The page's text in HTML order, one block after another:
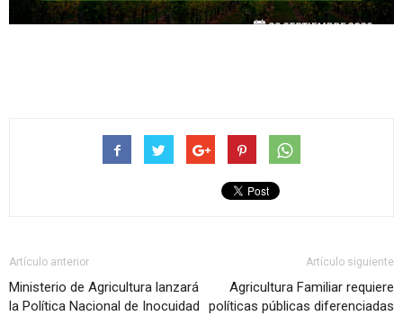
Artículo anterior
Ministerio de Agricultura lanzará
la Política Nacional de Inocuidad
Artículo siguiente
Agricultura Familiar requiere
políticas públicas diferenciadas